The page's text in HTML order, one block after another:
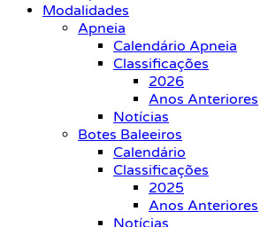
Modalidades
Apneia
Calendário Apneia
Classificações
2026
Anos Anteriores
Notícias
Botes Baleeiros
Calendário
Classificações
2025
Anos Anteriores
Notícias